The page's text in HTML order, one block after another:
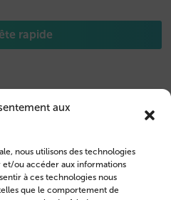
aux
nous utilisons des technologies
et/ou accéder aux informations
à ces technologies nous
que le comportement de
rapide
Connexion des clients
Mentions légales